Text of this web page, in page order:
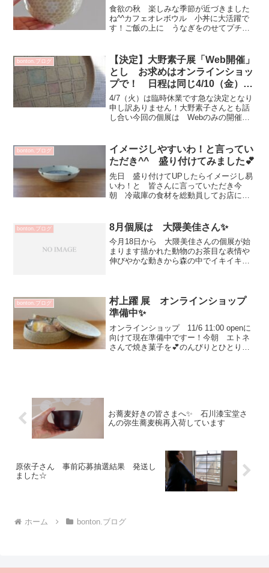
食欲の秋 楽しみな季節が近づきました
ね^^カフェオレボウル 小丼に大活躍で
す！ご飯の上に うなぎをのせてプチう
フェオレボウル 3564円カフェオレボウ
ル 3564円ミネ...
bonton.ブログ
【決定】大野素子展「Web開催」
とし お求めはオンラインショッ
プで！ 日程は同じ4/10（金）ス
タートとなります！
4/7（火）は臨時休業です急な決定となり
申し訳ありません！大野素子さんとも話
し合い今回の個展は Webのみの開催と
じ開催日程としますご来店楽しみにされ
ていた皆さま申し訳...
bonton.ブログ
イメージしやすいわ！と言ってい
ただき^^ 盛り付けてみました💕
先日 盛り付けてUPしたらイメージし易
いわ！と 皆さんに言っていただき今
朝 冷蔵庫の食材を総動員してお店にき
もワサビです♡昨夜は 揚げ物＆ホタル
イカ＆煮物 でしたピ...
bonton.ブログ 8月個展は 大隈美佳さん✨
今月18日から 大隈美佳さんの個展が始
まります描かれた動物のお茶目な表情や
伸びやかな動きから森の中でイキイキ楽
の個展となりますこの...
bonton.ブログ
村上躍 展 オンラインショップ
準備中✨
オンラインショップ 11/6 11:00 openに
向けて現在準備中ですー！今朝 エトネ
さんで焼き菓子を💕のんびりとひとりお
お蕎麦好きの皆さまへ✨ 石川漆宝堂さ
んの弥生蕎麦椀再入荷しています
原依子さん 事前応募抽選結果 発送し
ました☆
ホーム bonton.ブログ